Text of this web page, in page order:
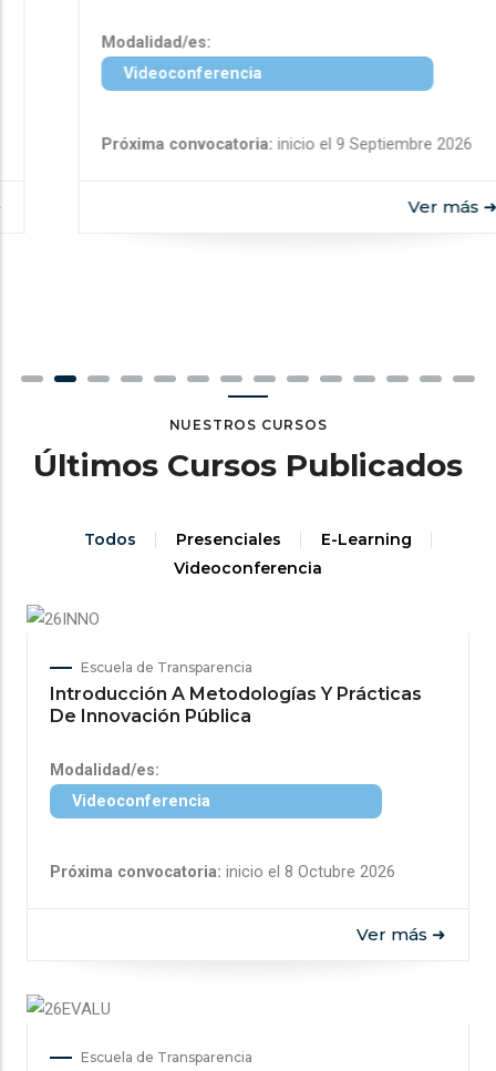
Modalidad/es:
Videoconferencia
Próxima convocatoria:inicio el 9 Septiembre 2026
Ver más ➜
NUESTROS CURSOS
Últimos Cursos Publicados
Todos Presenciales
E-Learning
Videoconferencia
Escuela de Transparencia
Introducción A Metodologías Y Prácticas
De Innovación Pública
Modalidad/es:
Videoconferencia
Próxima convocatoria: inicio el 8 Octubre 2026
Ver más ➜
Escuela de Transparencia